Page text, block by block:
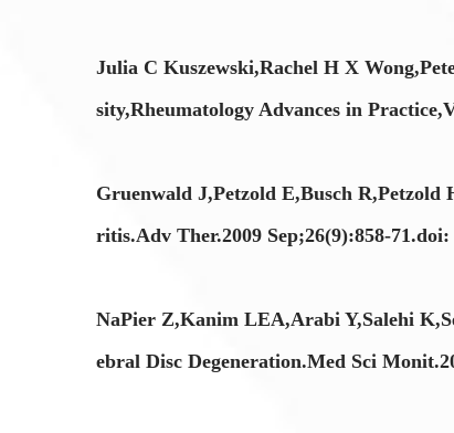
Julia C Kuszewski,Rachel H X
sity,Rheumatology Advances in
Gruenwald J,Petzold E,Busch
ritis.Adv Ther.2009 Sep;26(9):858-71.doi:
NaPier Z,Kanim LEA,Arabi Y,Salehi
ebral Disc Degeneration.Med Sci